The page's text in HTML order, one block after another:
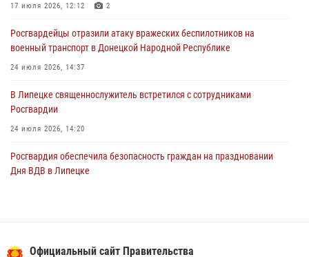
03 августа 2026, 13:17
17 июля 2026, 12:12 2
Росгвардейцы отразили атаку вражеских беспилотников на
военный транспорт в Донецкой Народной Республике
24 июля 2026, 14:37
В Липецке священнослужитель встретился с сотрудниками
Росгвардии
24 июля 2026, 14:20
Росгвардия обеспечила безопасность граждан на праздновании
Дня ВДВ в Липецке
28 июля 2026, 14:38 4
Официальный сайт Правительства